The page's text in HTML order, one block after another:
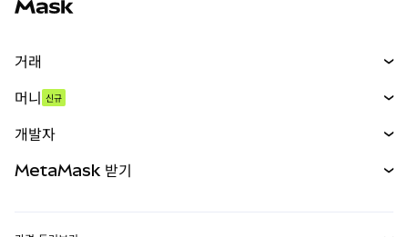
거래
무기한 선물
실물자산
머니 신규
개발자
MetaMask 받기